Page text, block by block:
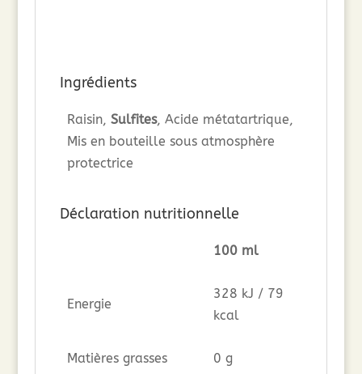
Ingrédients
Raisin, Sulfites, Acide métatartrique,
Mis en bouteille sous atmosphère
protectrice
Déclaration nutritionnelle
100 ml
Energie
328 kJ / 79
kcal
Matières grasses 0 g